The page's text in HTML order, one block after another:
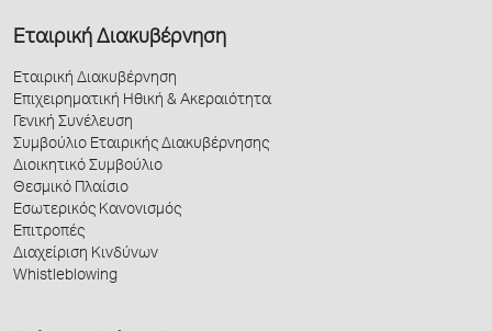
Εταιρική Διακυβέρνηση
Εταιρική Διακυβέρνηση
Επιχειρηματική Ηθική & Ακεραιότητα
Γενική Συνέλευση
Συμβούλιο Εταιρικής Διακυβέρνησης
Διοικητικό Συμβούλιο
Θεσμικό Πλαίσιο
Εσωτερικός Κανονισμός
Επιτροπές
Διαχείριση Κινδύνων
Whistleblowing